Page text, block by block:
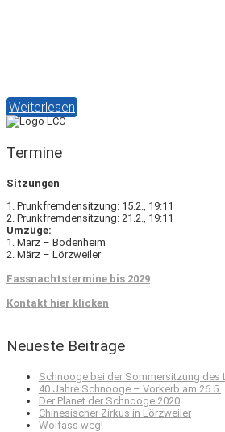
Weiterlesen
Termine
Sitzungen
1. Prunkfremdensitzung: 15.2., 19:11
2. Prunkfremdensitzung: 21.2., 19:11
Umzüge:
1. März – Bodenheim
2. März – Lörzweiler
Fassnachtstermine bis 2029
Kontakt hier klicken
Neueste Beiträge
Schnooge bei der Sommersitzung des
40 Jahre Schnooge – Vorkerb am 26.5.
Der Planet der Schnooge 2020
Chinesischer Zirkus in Lörzweiler
Woifass weg!